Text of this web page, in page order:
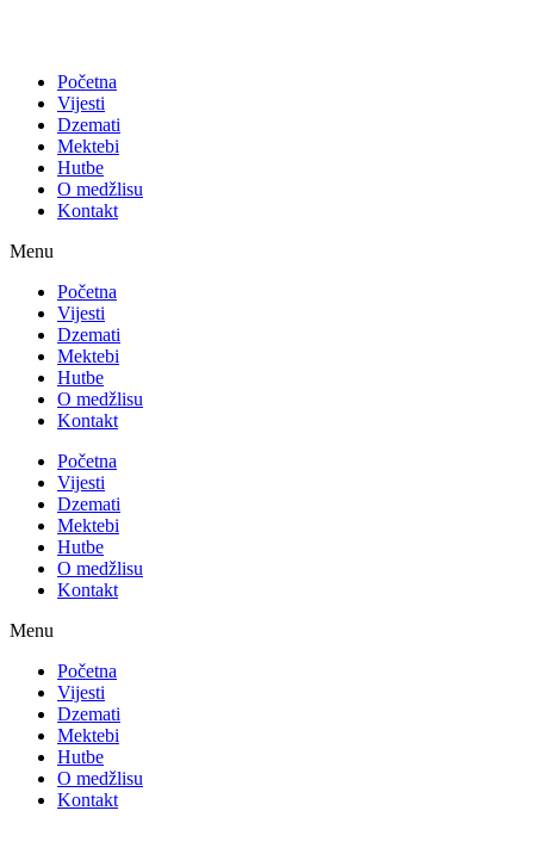
Početna
Vijesti
Dzemati
Mektebi
Hutbe
O medžlisu
Kontakt
Menu
Početna
Vijesti
Dzemati
Mektebi
Hutbe
O medžlisu
Kontakt
Početna
Vijesti
Dzemati
Mektebi
Hutbe
O medžlisu
Kontakt
Menu
Početna
Vijesti
Dzemati
Mektebi
Hutbe
O medžlisu
Kontakt